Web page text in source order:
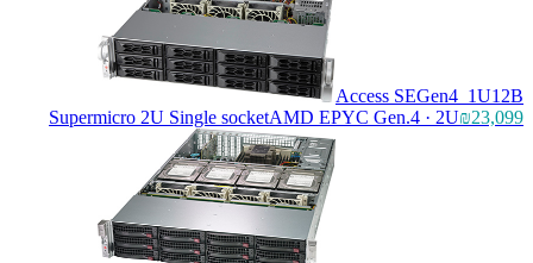
Access SEGen4_1U12B
Supermicro 2U Single socketAMD EPYC Gen.4 · 2U₪23,099